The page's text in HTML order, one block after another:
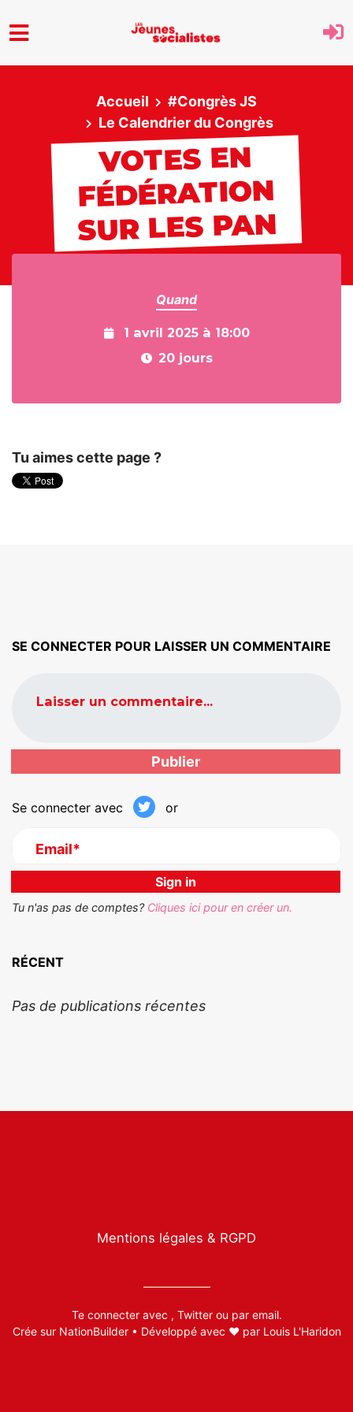
Accueil
#Congrès JS
Le Calendrier du Congrès
VOTES EN
FÉDÉRATION
SUR LES PAN
Quand
1 avril 2025 à 18:00
20 jours
Tu aimes cette page ?
SE CONNECTER POUR LAISSER UN COMMENTAIRE
Laisser un commentaire...
Se connecter avec or
Email*
Tu n'as pas de comptes? Cliques ici pour en créer un.
RÉCENT
Pas de publications récentes
Mentions légales & RGPD
Te connecter avec , Twitterou par email.
Crée sur NationBuilder• Développé avec ❤️ par Louis L'Haridon